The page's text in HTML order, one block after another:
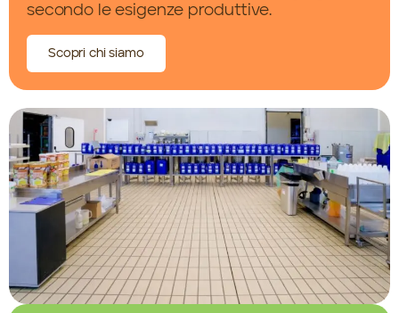
secondo le esigenze produttive.
Scopri chi siamo